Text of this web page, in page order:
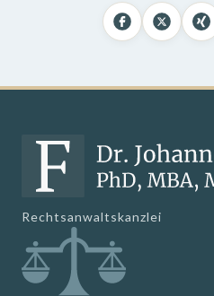
Rechtsanwaltskanzlei